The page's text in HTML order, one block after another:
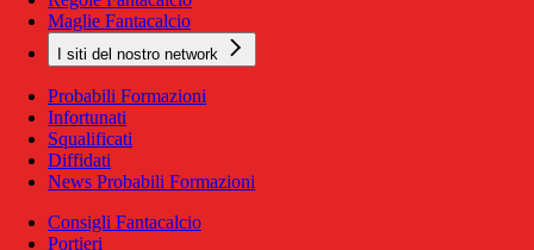
Maglie Fantacalcio
I siti del nostro network
Probabili Formazioni
Infortunati
Squalificati
Diffidati
News Probabili Formazioni
Consigli Fantacalcio
Portieri